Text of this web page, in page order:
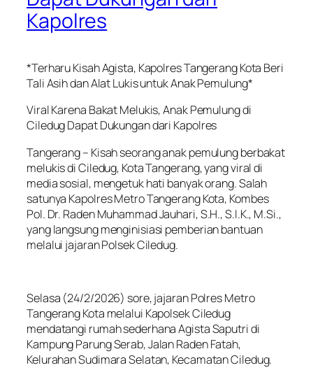
Kapolres
*Terharu Kisah Agista, Kapolres Tangerang Kota Beri
Tali Asih dan Alat Lukis untuk Anak Pemulung*
Viral Karena Bakat Melukis, Anak Pemulung di
Ciledug Dapat Dukungan dari Kapolres
Tangerang – Kisah seorang anak pemulung berbakat
melukis di Ciledug, Kota Tangerang, yang viral di
media sosial, mengetuk hati banyak orang. Salah
satunya Kapolres Metro Tangerang Kota, Kombes
Pol. Dr. Raden Muhammad Jauhari, S.H., S.I.K., M.Si.,
yang langsung menginisiasi pemberian bantuan
melalui jajaran Polsek Ciledug.
Selasa (24/2/2026) sore, jajaran Polres Metro
Tangerang Kota melalui Kapolsek Ciledug
mendatangi rumah sederhana Agista Saputri di
Kampung Parung Serab, Jalan Raden Fatah,
Kelurahan Sudimara Selatan, Kecamatan Ciledug.